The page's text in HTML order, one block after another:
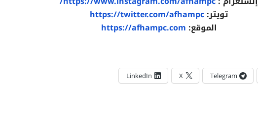
تويتر:https://twitter.com/afhampc
الموقع: https://afhampc.com
Telegram
X
LinkedIn